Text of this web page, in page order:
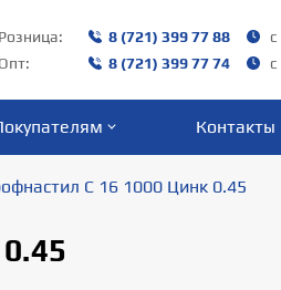
Розница: 8 (721) 399 77 88
Опт:
8 (721) 399 77 74
Контакты
С 16 1000 Цинк 0.45